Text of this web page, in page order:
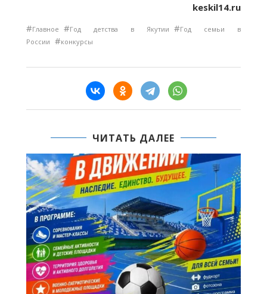
keskil14.ru
#Главное #Год детства в Якутии #Год семьи в
России #конкурсы
ЧИТАТЬ ДАЛЕЕ